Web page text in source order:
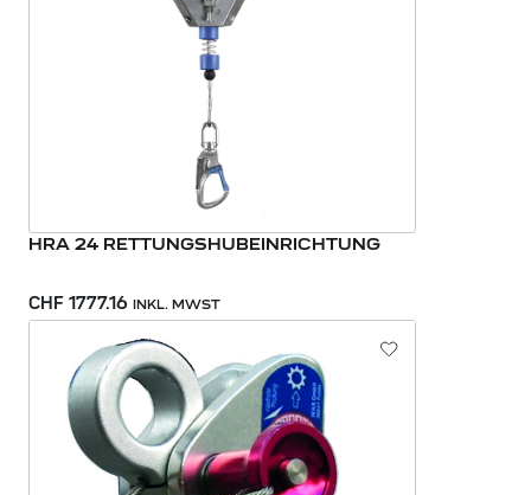
HRA 24 RETTUNGSHUBEINRICHTUNG
CHF 1777.16 INKL. MWST